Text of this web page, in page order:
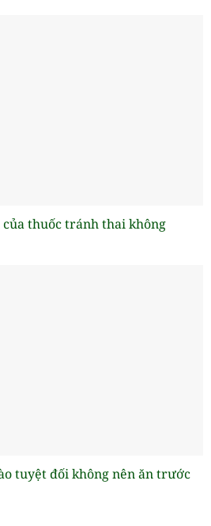
thuốc tránh thai không
tuyệt đối không nên ăn trước